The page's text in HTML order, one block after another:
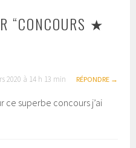
“CONCOURS ★
2020 à 14 h 13 min RÉPONDRE
ce superbe concours j’ai